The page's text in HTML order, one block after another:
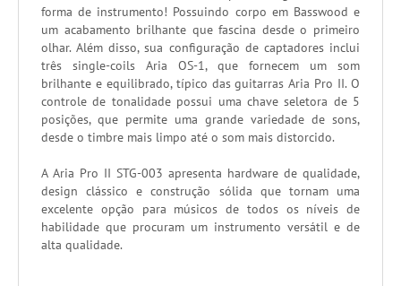
forma de instrumento! Possuindo corpo em Basswood e
um acabamento brilhante que fascina desde o primeiro
olhar. Além disso, sua configuração de captadores inclui
três single-coils Aria OS-1, que fornecem um som
brilhante e equilibrado, típico das guitarras Aria Pro II. O
controle de tonalidade possui uma chave seletora de 5
posições, que permite uma grande variedade de sons,
desde o timbre mais limpo até o som mais distorcido.
A Aria Pro II STG-003 apresenta hardware de qualidade,
design clássico e construção sólida que tornam uma
excelente opção para músicos de todos os níveis de
habilidade que procuram um instrumento versátil e de
alta qualidade.